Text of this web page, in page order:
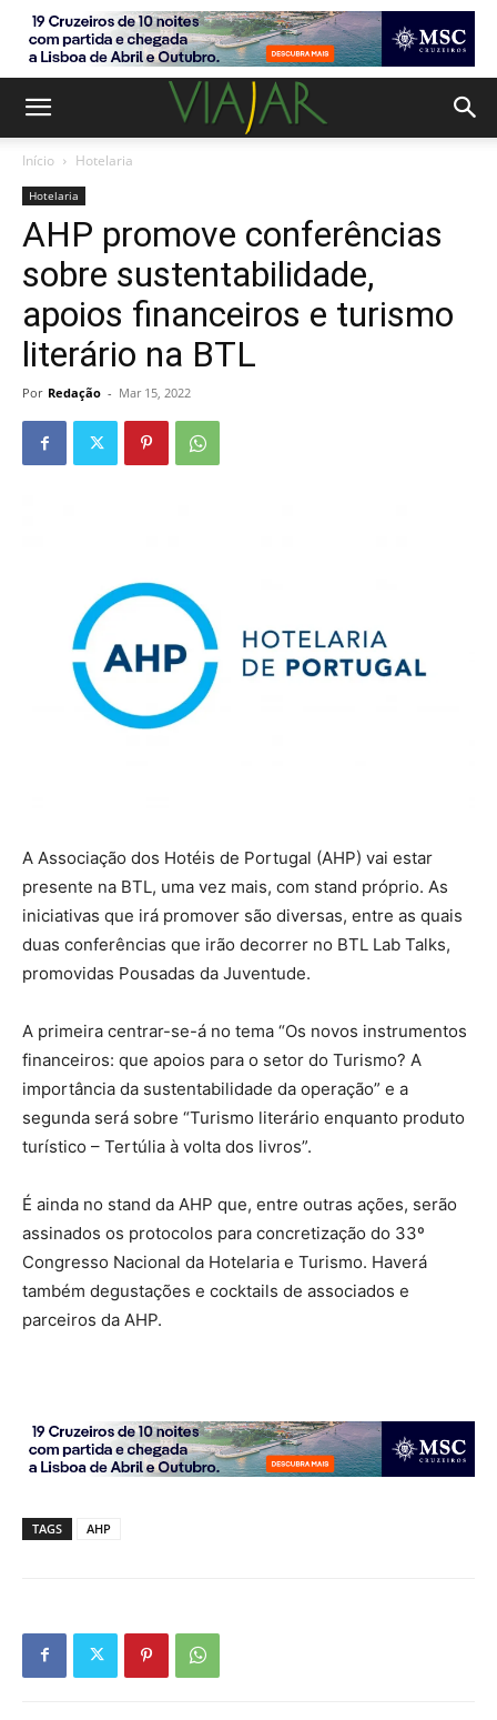
Início Hotelaria
Hotelaria
AHP promove conferências
sobre sustentabilidade,
apoios financeiros e turismo
literário na BTL
Por Redação - Mar 15, 2022
A Associação dos Hotéis de Portugal (AHP) vai estar
presente na BTL, uma vez mais, com stand próprio. As
iniciativas que irá promover são diversas, entre as quais
duas conferências que irão decorrer no BTL Lab Talks,
promovidas Pousadas da Juventude.
A primeira centrar-se-á no tema “Os novos instrumentos
financeiros: que apoios para o setor do Turismo? A
importância da sustentabilidade da operação” e a
segunda será sobre “Turismo literário enquanto produto
turístico – Tertúlia à volta dos livros”.
É ainda no stand da AHP que, entre outras ações, serão
assinados os protocolos para concretização do 33º
Congresso Nacional da Hotelaria e Turismo. Haverá
também degustações e cocktails de associados e
parceiros da AHP.
TAGS AHP